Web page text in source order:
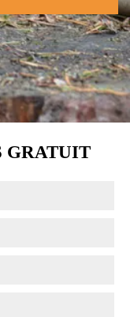
GRATUIT